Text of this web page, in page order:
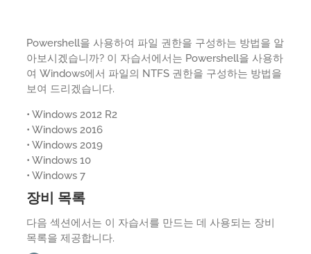
Powershell을 사용하여 파일 권한을 구성하는 방법을 알
아보시겠습니까? 이 자습서에서는 Powershell을 사용하
여 Windows에서 파일의 NTFS 권한을 구성하는 방법을
보여 드리겠습니다.
• Windows 2012 R2
• Windows 2016
• Windows 2019
• Windows 10
• Windows 7
장비 목록
다음 섹션에서는 이 자습서를 만드는 데 사용되는 장비
목록을 제공합니다.